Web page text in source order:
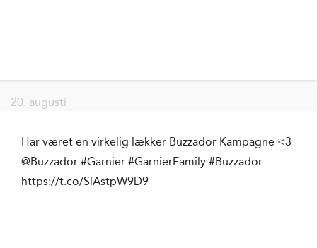
20. augusti
Har været en virkelig lækker Buzzador Kampagne <3
@Buzzador #Garnier #GarnierFamily #Buzzador
https://t.co/SlAstpW9D9